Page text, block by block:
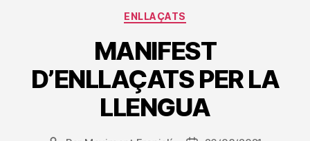
Categories
ENLLAÇATS
MANIFEST
D’ENLLAÇATS PER LA
LLENGUA